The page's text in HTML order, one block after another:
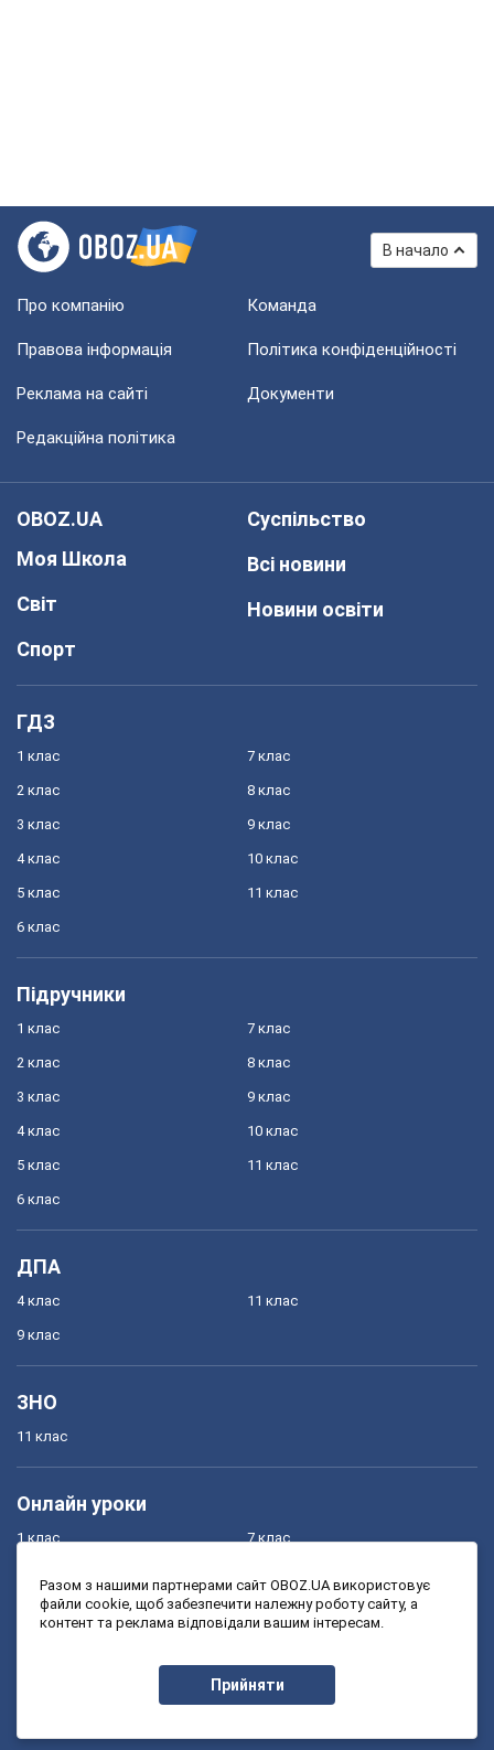
В начало
Про компанію Команда
Правова інформація Політика конфіденційності
Реклама на сайті Документи
Редакційна політика
OBOZ.UA
Моя Школа
Світ
Спорт
Суспільство
Всі новини
Новини освіти
ГДЗ
1 клас
2 клас
3 клас
4 клас
5 клас
6 клас
7 клас
8 клас
9 клас
10 клас
11 клас
Підручники
1 клас
2 клас
3 клас
4 клас
5 клас
6 клас
7 клас
8 клас
9 клас
10 клас
11 клас
ДПА
4 клас
9 клас
11 клас
ЗНО
11 клас
Онлайн уроки
1 клас
3 клас
7 клас
9 клас
Разом з нашими партнерами сайт OBOZ.UA використовує
файли cookie, щоб забезпечити належну роботу сайту, а
контент та реклама відповідали вашим інтересам.
Прийняти